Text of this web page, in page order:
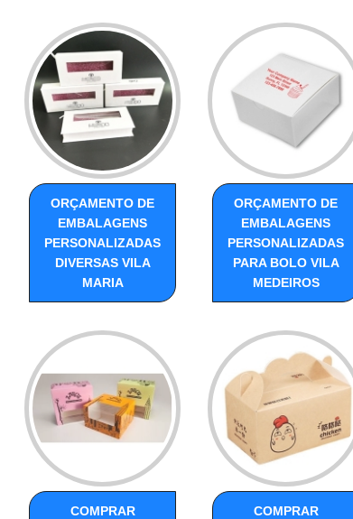
ORÇAMENTO DE
EMBALAGENS
PERSONALIZADAS
DIVERSAS VILA
MARIA
ORÇAMENTO DE
EMBALAGENS
PERSONALIZADAS
PARA BOLO VILA
MEDEIROS
COMPRAR
COMPRAR